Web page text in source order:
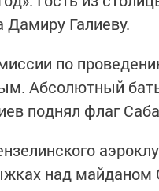
Дамиру Галиеву.
по
Абсолютный
поднял флаг
над